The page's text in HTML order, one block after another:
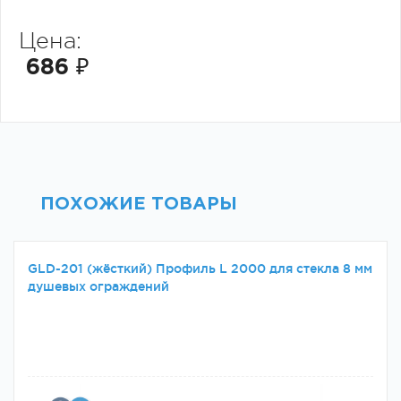
Цена:
686 ₽
ПОХОЖИЕ ТОВАРЫ
GLD-201 (жёсткий) Профиль L 2000 для стекла 8 мм
душевых ограждений